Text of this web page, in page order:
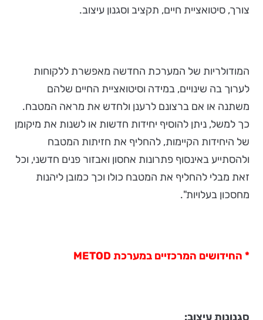
צורך, סיטואציית חיים, תקציב וסגנון עיצוב.
המודולריות של המערכת החדשה מאפשרת ללקוחות
לערוך בה שינויים, במידה וסיטואציית החיים שלהם
משתנה או אם ברצונם לרענן ולחדש את מראה המטבח.
כך למשל, ניתן להוסיף יחידות חדשות או לשנות את מיקומן
של היחידות הקיימות, להחליף את חזיתות המטבח
ולהסתייע באינסוף פתרונות אחסון ואבזור פנים חדשני, וכל
זאת מבלי להחליף את המטבח כולו וכך כמובן ליהנות
מחסכון בעלויות".
* החידושים המרכזיים במערכת METOD
סגנונות עיצוב: